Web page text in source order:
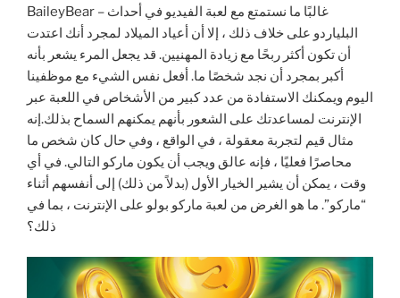
BaileyBear – غالبًا ما نستمتع مع لعبة الفيديو في أحداث
البلياردو على خلاف ذلك ، إلا أن أعياد الميلاد لمجرد أنك اعتدت
أن تكون أكثر ربحًا مع زيادة المهنيين. قد يجعل المرء يشعر بأنه
أكبر بمجرد أن نجد شخصًا ما. أفعل نفس الشيء مع موظفينا
اليوم ويمكنك الاستفادة من عدد كبير من الأشخاص في اللعبة عبر
الإنترنت لمساعدتك على الشعور بأنهم يمكنهم السماح بذلك.إنه
مثال قيم لتجربة معقولة ، في الواقع ، وفي حال كان شخص ما
محاصرًا فعليًا ، فإنه عالق ويجب أن يكون ماركو التالي. في أي
وقت ، يمكن أن يشير الخيار الأول (بدلاً من ذلك) إلى أنفسهم أثناء
“ماركو”. ما هو الغرض من لعبة ماركو بولو على الإنترنت ، بما في
ذلك؟